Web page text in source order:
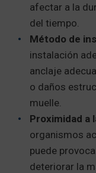
afectar a la
del tiempo.
Método de
instalación
anclaje
o daños
muelle.
Proximidad a
organismos
puede
deteriorar la